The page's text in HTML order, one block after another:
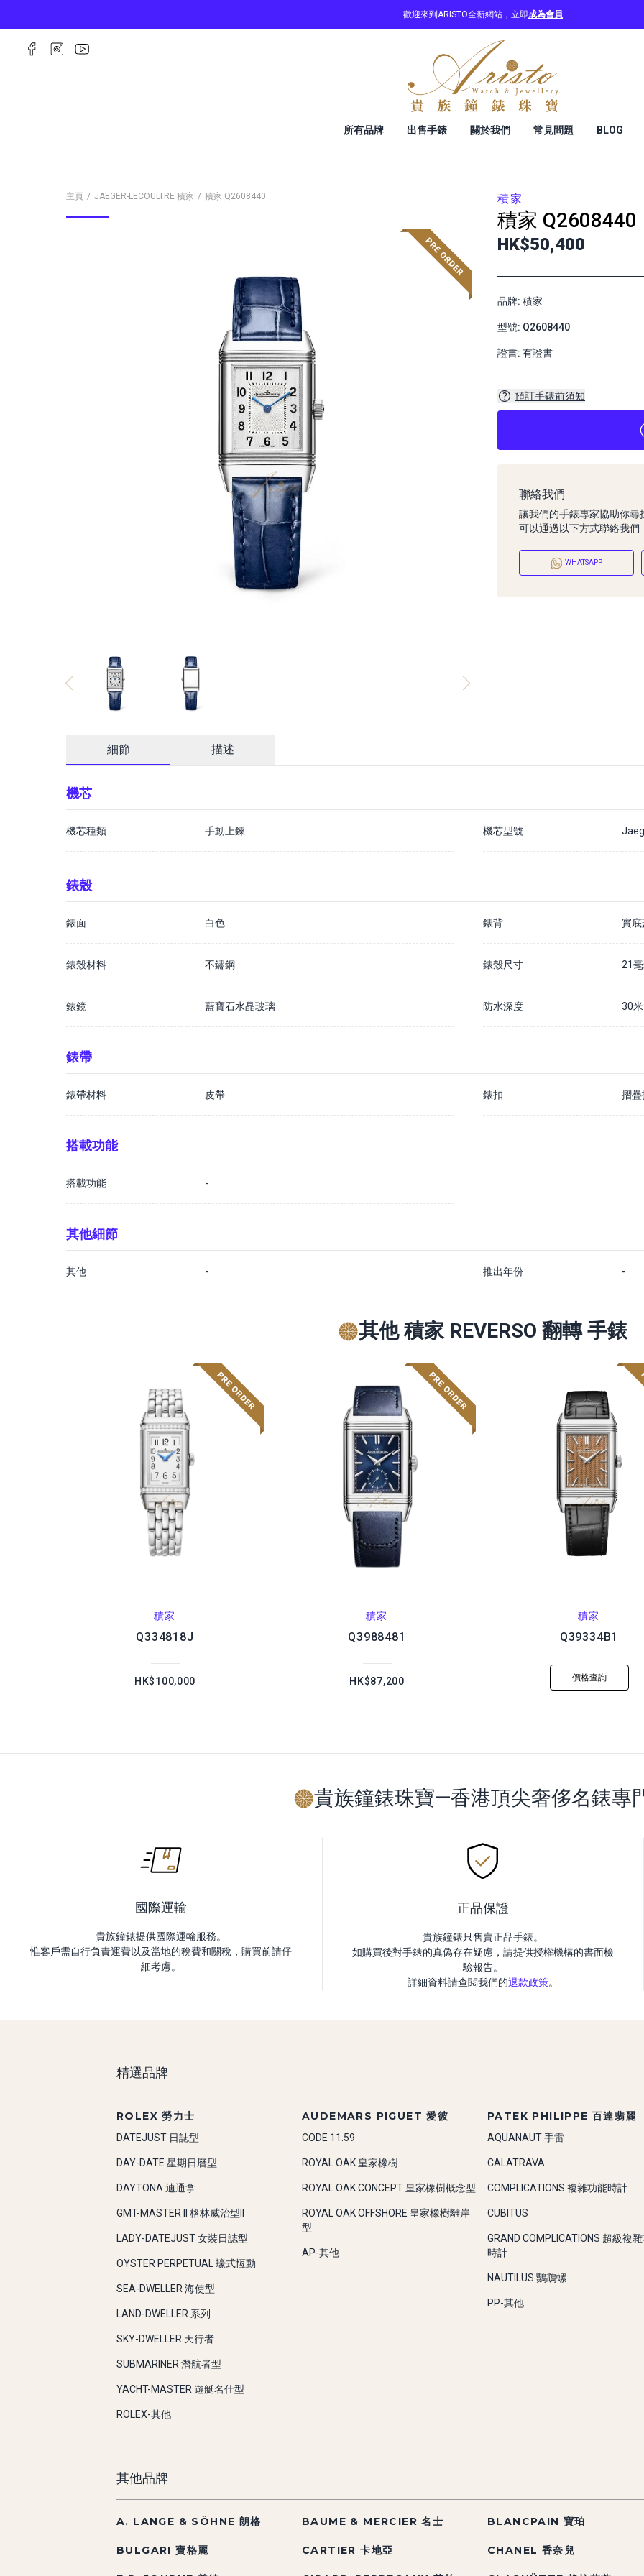
歡迎來到ARISTO全新網站，立即成為會員
所有品牌 出售手錶 關於我們 常見問題 BLOG
主頁 JAEGER-LECOULTRE 積家 積家 Q2608440 積家
積家 Q2608440
HK$50,400
品牌: 積家
型號: Q2608440
證書: 有證書
預訂手錶前須知
通常情況下，我們預計訂購時間為 7 - 14 個工作日內
聯絡我們
讓我們的手錶專家協助你尋
可以通過以下方式聯絡我們
WHATSAPP
細節 描述
機芯
機芯種類 手動上鍊 機芯型號
錶殼
錶面 白色 錶背 實底
錶殼材料 不鏽鋼 錶殼尺寸 21
錶鏡 藍寶石水晶玻璃 防水深度 30米
錶帶
錶帶材料 皮帶 錶扣 摺疊
搭載功能
搭載功能 -
其他細節
其他 - 推出年份 -
其他 積家 REVERSO 翻轉 手錶
積家
Q334818J
HK$100,000
積家
Q3988481
HK$87,200
積家
Q39334B1
價格查詢
貴族鐘錶珠寶—香港頂尖奢侈名錶專
國際運輸
貴族鐘錶提供國際運輸服務。
惟客戶需自行負責運費以及當地的稅費和關稅，購買前請仔
細考慮。
正品保證
貴族鐘錶只售賣正品手錶。
如購買後對手錶的真偽存在疑慮，請提供授權機構的書面檢
驗報告。
詳細資料請查閱我們的退款政策。
精選品牌
ROLEX 勞力士
DATEJUST 日誌型
DAY-DATE 星期日曆型
DAYTONA 迪通拿
GMT-MASTER II 格林威治型II
LADY-DATEJUST 女裝日誌型
OYSTER PERPETUAL 蠔式恆動
SEA-DWELLER 海使型
LAND-DWELLER 系列
SKY-DWELLER 天行者
SUBMARINER 潛航者型
YACHT-MASTER 遊艇名仕型
ROLEX-其他
AUDEMARS PIGUET 愛彼
CODE 11.59
ROYAL OAK 皇家橡樹
ROYAL OAK CONCEPT 皇家橡樹概念型
ROYAL OAK OFFSHORE 皇家橡樹離岸
型
AP-其他
PATEK PHILIPPE 百達翡麗
AQUANAUT 手雷
CALATRAVA
COMPLICATIONS 複雜功能時計
CUBITUS
GRAND COMPLICATIONS 超級複
時計
NAUTILUS 鸚鵡螺
PP-其他
其他品牌
A. LANGE & SÖHNE 朗格 BAUME & MERCIER 名士 BLANCPAIN 寶珀
BULGARI 寶格麗 CARTIER 卡地亞 CHANEL 香奈兒